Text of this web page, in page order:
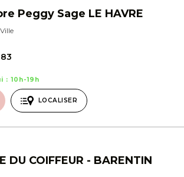
Peggy Sage LE HAVRE
: 10h-19h
LOCALISER
DU COIFFEUR - BARENTIN